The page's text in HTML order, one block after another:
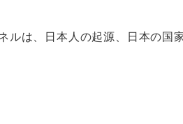
ルは、日本人の起源、日本の国